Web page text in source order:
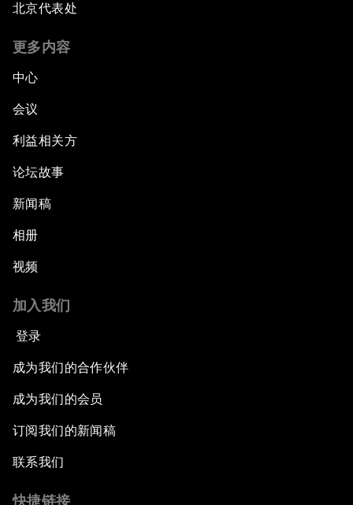
北京代表处
更多内容
中心
会议
利益相关方
论坛故事
新闻稿
相册
视频
加入我们
登录
成为我们的合作伙伴
成为我们的会员
订阅我们的新闻稿
联系我们
快捷链接